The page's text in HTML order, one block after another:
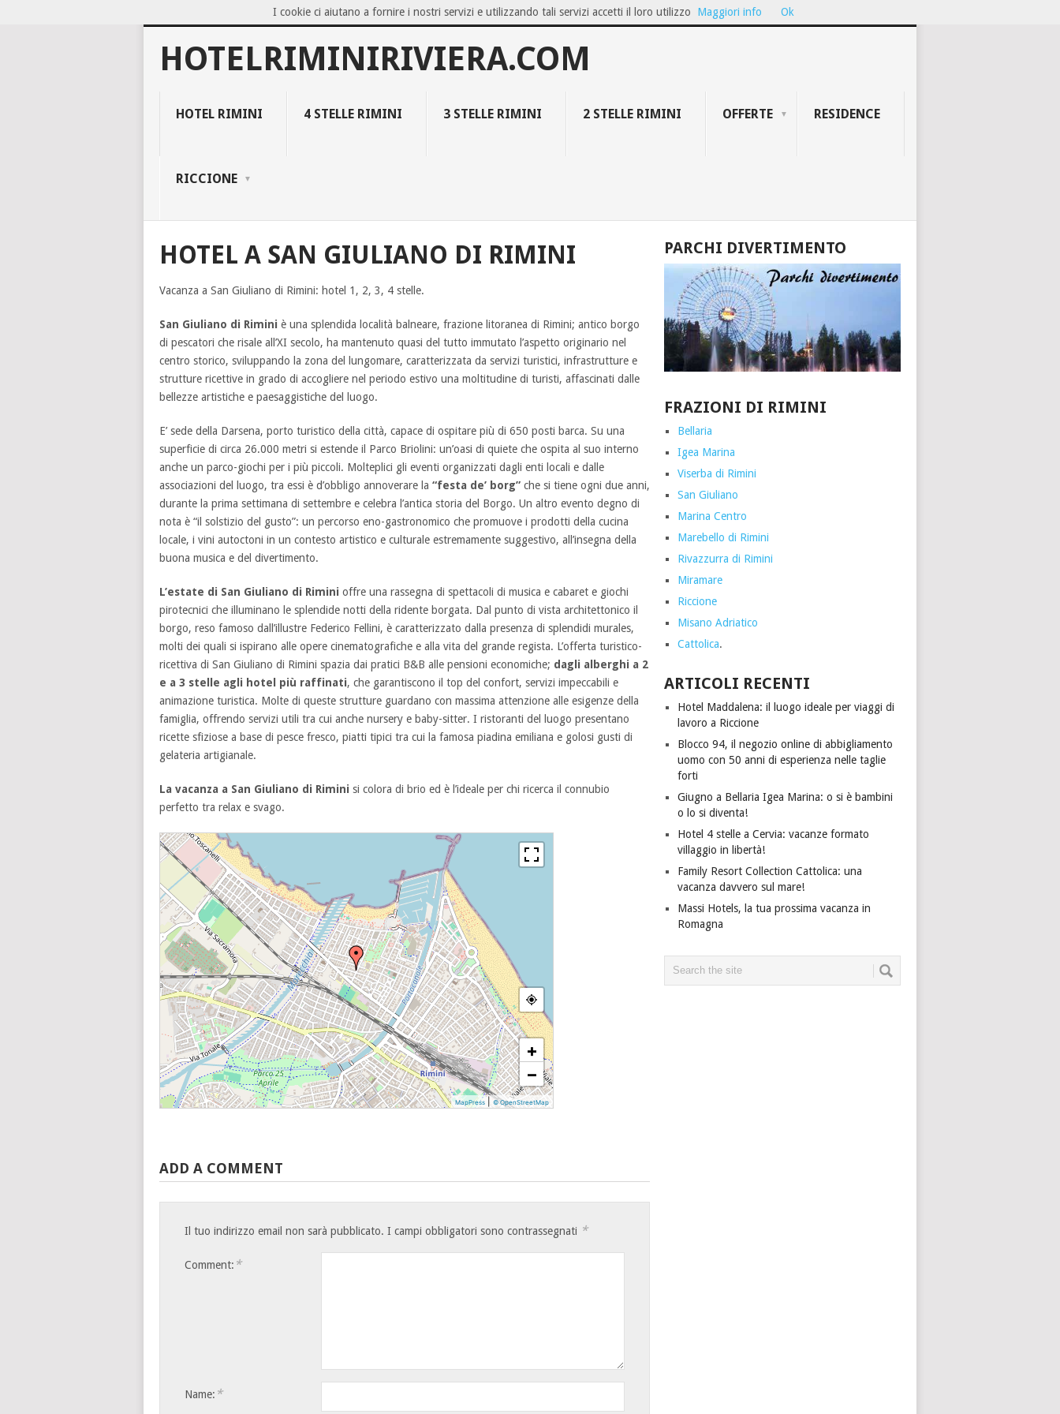
BLOCCO 94, IL NEGOZIO ON... GIUGNO A BELLARIA IGEA M... FAMILY RESORT COLLECTION... TEATRO GALLI DI RIMINI: ...
HOTELRIMINIRIVIERA.COM
HOTEL RIMINI 4 STELLE RIMINI 3 STELLE RIMINI 2 STELLE RIMINI OFFERTE RESIDENCE
RICCIONE
HOTEL A SAN GIULIANO DI RIMINI
Vacanza a San Giuliano di Rimini: hotel 1, 2, 3, 4 stelle.
San Giuliano di Rimini è una splendida località balneare, frazione litoranea di Rimini; antico borgo
di pescatori che risale all’XI secolo, ha mantenuto quasi del tutto immutato l’aspetto originario nel
centro storico, sviluppando la zona del lungomare, caratterizzata da servizi turistici, infrastrutture e
strutture ricettive in grado di accogliere nel periodo estivo una moltitudine di turisti, affascinati dalle
bellezze artistiche e paesaggistiche del luogo.
E’ sede della Darsena, porto turistico della città, capace di ospitare più di 650 posti barca. Su una
superficie di circa 26.000 metri si estende il Parco Briolini: un’oasi di quiete che ospita al suo interno
anche un parco-giochi per i più piccoli. Molteplici gli eventi organizzati dagli enti locali e dalle
associazioni del luogo, tra essi è d’obbligo annoverare la “festa de’ borg” che si tiene ogni due anni,
durante la prima settimana di settembre e celebra l’antica storia del Borgo. Un altro evento degno di
nota è “il solstizio del gusto”: un percorso eno-gastronomico che promuove i prodotti della cucina
locale, i vini autoctoni in un contesto artistico e culturale estremamente suggestivo, all’insegna della
buona musica e del divertimento.
L’estate di San Giuliano di Rimini offre una rassegna di spettacoli di musica e cabaret e giochi
pirotecnici che illuminano le splendide notti della ridente borgata. Dal punto di vista architettonico il
borgo, reso famoso dall’illustre Federico Fellini, è caratterizzato dalla presenza di splendidi murales,
molti dei quali si ispirano alle opere cinematografiche e alla vita del grande regista. L’offerta turistico-
ricettiva di San Giuliano di Rimini spazia dai pratici B&B alle pensioni economiche; dagli alberghi a 2
e a 3 stelle agli hotel più raffinati, che garantiscono il top del confort, servizi impeccabili e
animazione turistica. Molte di queste strutture guardano con massima attenzione alle esigenze della
famiglia, offrendo servizi utili tra cui anche nursery e baby-sitter. I ristoranti del luogo presentano
ricette sfiziose a base di pesce fresco, piatti tipici tra cui la famosa piadina emiliana e golosi gusti di
gelateria artigianale.
La vacanza a San Giuliano di Rimini si colora di brio ed è l’ideale per chi ricerca il connubio
perfetto tra relax e svago.
+
−
MapPress © OpenStreetMap
ADD A COMMENT
Il tuo indirizzo email non sarà pubblicato. I campi obbligatori sono contrassegnati *
Comment: *
Name: *
PARCHI DIVERTIMENTO
FRAZIONI DI RIMINI
Bellaria
Igea Marina
Viserba di Rimini
San Giuliano
Marina Centro
Marebello di Rimini
Rivazzurra di Rimini
Miramare
Riccione
Misano Adriatico
Cattolica.
ARTICOLI RECENTI
Hotel Maddalena: il luogo ideale per viaggi di
lavoro a Riccione
Blocco 94, il negozio online di abbigliamento
uomo con 50 anni di esperienza nelle taglie
forti
Giugno a Bellaria Igea Marina: o si è bambini
o lo si diventa!
Hotel 4 stelle a Cervia: vacanze formato
villaggio in libertà!
Family Resort Collection Cattolica: una
vacanza davvero sul mare!
Massi Hotels, la tua prossima vacanza in
Romagna
I cookie ci aiutano a fornire i nostri servizi e utilizzando tali servizi accetti il loro utilizzo Maggiori info Ok